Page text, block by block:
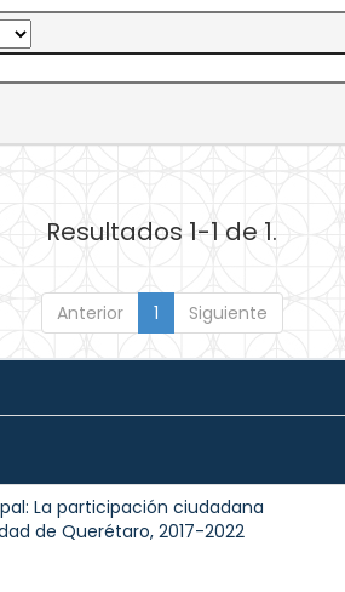
Resultados 1-1 de 1.
Anterior 1 Siguiente
La participación ciudadana
de Querétaro, 2017-2022